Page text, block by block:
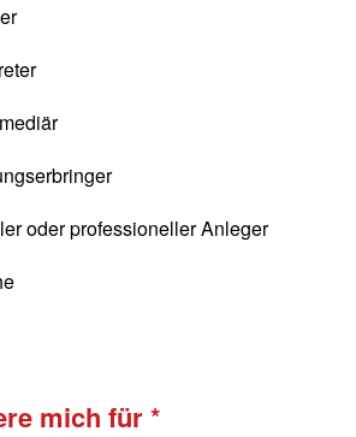
oder professioneller Anleger
mich für